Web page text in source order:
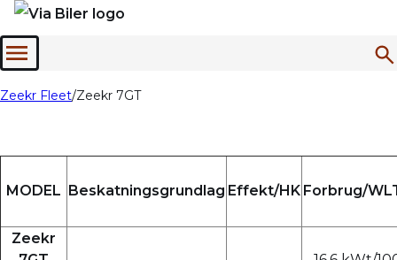
Menu
Zeekr Fleet Zeekr 7GT
MODEL Beskatningsgrundlag Effekt/HK Forbrug/
Zeekr